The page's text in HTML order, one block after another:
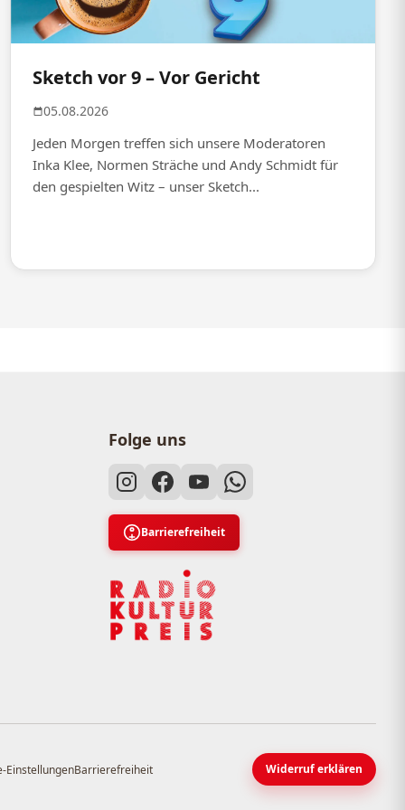
Sketch vor 9 – Vor Gericht
05.08.2026
Jeden Morgen treffen sich unsere Moderatoren
Inka Klee, Normen Sträche und Andy Schmidt für
den gespielten Witz – unser Sketch...
Folge uns
Barrierefreiheit
EinstellungenBarrierefreiheit Widerruf erklären